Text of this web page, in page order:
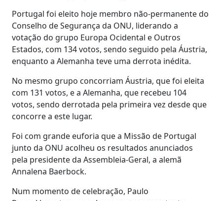
Portugal foi eleito hoje membro não-permanente do
Conselho de Segurança da ONU, liderando a
votação do grupo Europa Ocidental e Outros
Estados, com 134 votos, sendo seguido pela Áustria,
enquanto a Alemanha teve uma derrota inédita.
No mesmo grupo concorriam Áustria, que foi eleita
com 131 votos, e a Alemanha, que recebeu 104
votos, sendo derrotada pela primeira vez desde que
concorre a este lugar.
Foi com grande euforia que a Missão de Portugal
junto da ONU acolheu os resultados anunciados
pela presidente da Assembleia-Geral, a alemã
Annalena Baerbock.
Num momento de celebração, Paulo